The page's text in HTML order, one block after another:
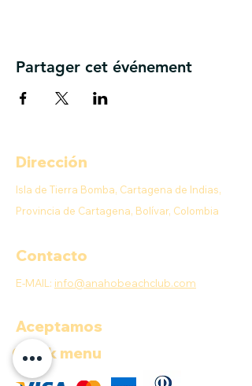
Partager cet événement
Dirección
Isla de Tierra Bomba, Cartagena de Indias,
Provincia de Cartagena, Bolívar, Colombia
Contacto
E-MAIL: info@anahobeachclub.com
Aceptamos
Quick menu